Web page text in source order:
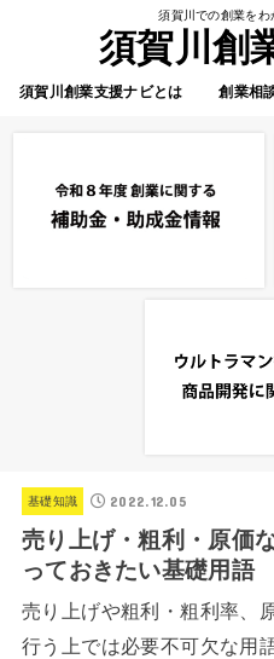
須賀川での創業をわ
須賀川創
須賀川創業支援ナビとは 創業相
基礎知識 2022.12.05
売り上げ・粗利・原価
っておきたい基礎用語
売り上げや粗利・粗利率、
行う上では必要不可欠な用